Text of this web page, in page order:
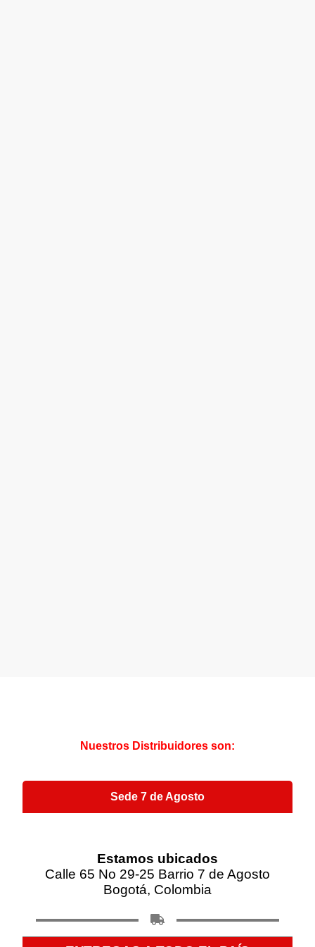
Nuestros Distribuidores son:
Sede 7 de Agosto
Estamos ubicados
Calle 65 No 29-25 Barrio 7 de Agosto
Bogotá, Colombia